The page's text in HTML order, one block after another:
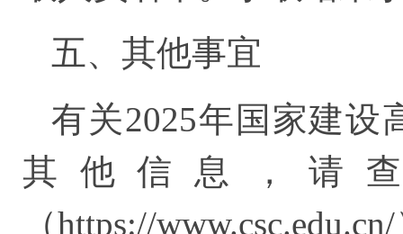
五、其他事宜
有关2025年国家建设
其他信息，请
（https://